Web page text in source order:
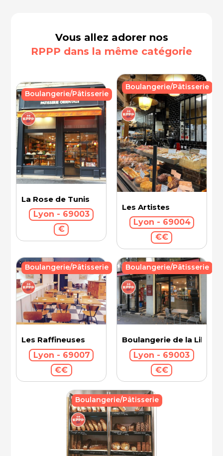
Vous allez adorer nos
RPPP dans la même catégorie
La Rose de Tunis
Lyon - 69003
€
Boulangerie/Pâtisserie
Les Artistes
Lyon - 69004
€€
Boulangerie/Pâtisserie
Les Raffineuses
Lyon - 69007
€€
Boulangerie/Pâtisserie
Boulangerie de la Liberté
Lyon - 69003
€€
Boulangerie/Pâtisserie
Boulangerie/Pâtisserie